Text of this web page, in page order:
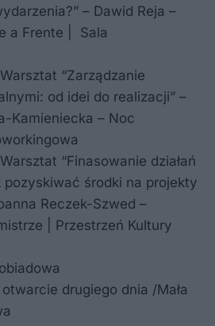
– Dawid Reja –
a Frente | Sala
“Zarządzanie
od idei do realizacji” –
Kamieniecka – Noc
“Finasowanie działań
środki na projekty
Reczek-Szwed –
| Przestrzeń Kultury
drugiego dnia /Mała